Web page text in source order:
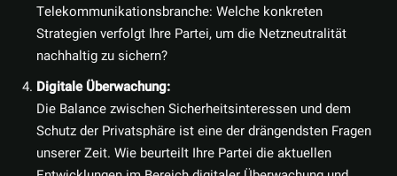
Telekommunikationsbranche: Welche konkreten
Strategien verfolgt Ihre Partei, um die Netzneutralität
nachhaltig zu sichern?
Digitale Überwachung:
Die Balance zwischen Sicherheitsinteressen und dem
Schutz der Privatsphäre ist eine der drängendsten Fragen
unserer Zeit. Wie beurteilt Ihre Partei die aktuellen